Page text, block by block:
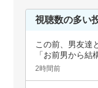
視聴数の多い
この前、男友達
「お前男から
れました…
2時間前